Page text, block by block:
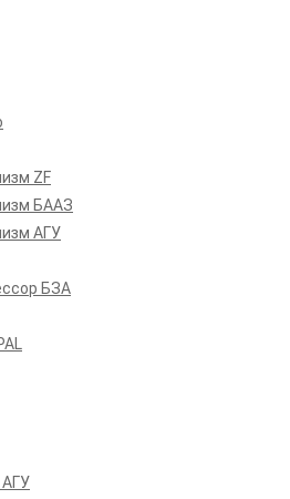
ZF
БААЗ
АГУ
БЗА
АГУ